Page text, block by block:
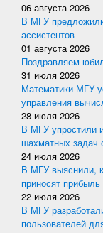
06 августа 2026
В МГУ
ассистентов
01 августа 2026
Поздравляем
31 июля 2026
Математики МГУ
управления
28 июля 2026
В МГУ упростили
шахматных
24 июля 2026
В МГУ выяснили,
приносят прибыль
22 июля 2026
В МГУ
пользователей